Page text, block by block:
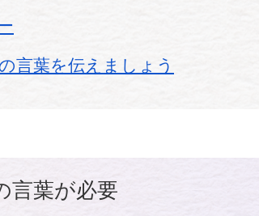
言葉を伝えましょう
言葉が必要